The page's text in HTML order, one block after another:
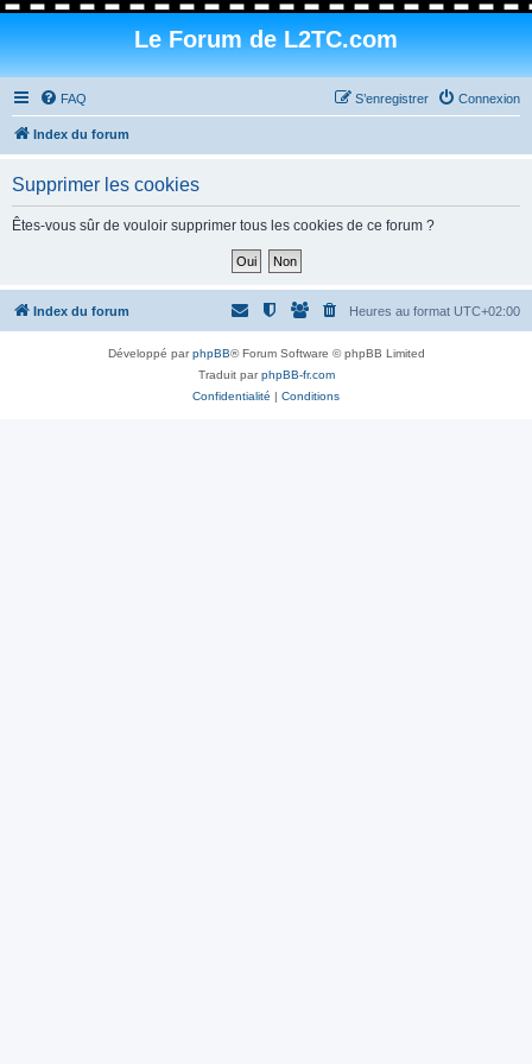
Le Forum de L2TC.com
FAQ Connexion
S’enregistrer
Index du forum
Supprimer les cookies
Êtes-vous sûr de vouloir supprimer tous les cookies de ce forum ?
Index du forum Heures au format UTC+02:00
Développé parphpBB® Forum Software © phpBB Limited
Traduit parphpBB-fr.com
Confidentialité | Conditions